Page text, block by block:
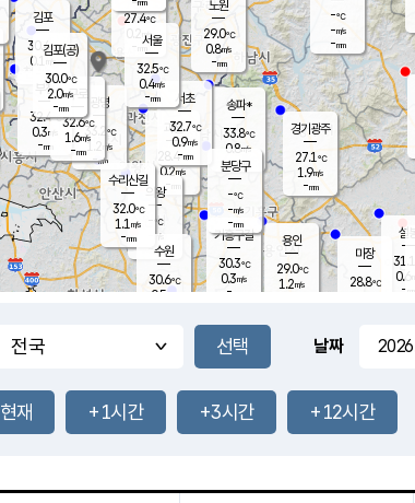
과천
28.4℃
0.2m/s
- mm
-mm
-mm
용인
29.0℃
1.2m/s
경기광주
27.1℃
1.9m/s
-mm
28.4
℃
-℃
-m/s
-mm
31.8℃
0.9m/s
-mm
마장
28.8℃
의왕
- ℃
m/s
mm
김포
30.4℃
0.1 m/s
mm
설봉
31.1
0.6
- mm
광명
33.2 ℃
1.2 m/s
-mm
부천
32.4℃
0.3m/s
-mm
-mm
구로
32.6℃
1.6m/s
-mm
27.4℃
0.2 m/s
- mm
노원
29.0℃
0.8m/s
-mm
송파*
33.8℃
0.8m/s
-mm
서초
32.7℃
0.9m/s
-mm
기흥구갈
30.3℃
0.3m/s
-
수리산길
32.0℃
1.1 m/s
-mm
분당구
-℃
-m/s
-mm
김포(공)
30.0℃
2.0m/s
-mm
수원
30.6℃
0.5 m/s
서울
32.5℃
0.4m/s
-mm
날짜
현재 +1시간 +3시간 +12시간